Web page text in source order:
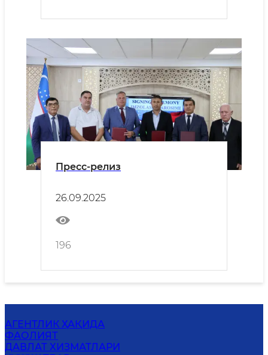
Пресс-релиз
26.09.2025
196
АГЕНТЛИК ҲАҚИДА
ФАОЛИЯТ
ДАВЛАТ ХИЗМАТЛАРИ